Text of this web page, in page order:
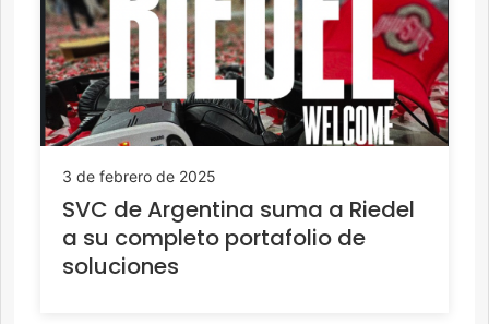
3 de febrero de 2025
SVC de Argentina suma a Riedel
a su completo portafolio de
soluciones